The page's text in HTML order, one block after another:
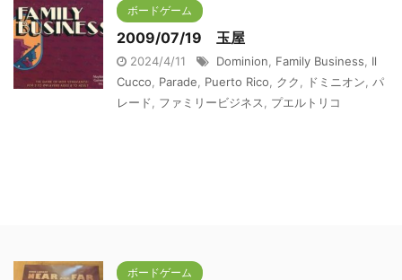
ボードゲーム
2009/07/19 玉屋
2024/4/11 Dominion Family Business
Il
Cucco
Parade Puerto Rico クク ドミニオン
パ
レード
ファミリービジネス プエルトリコ
ボードゲーム